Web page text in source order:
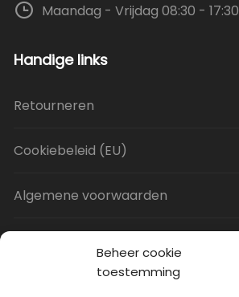
Beheer cookie
toestemming
Maandag - Vrijdag 08:30 - 17:30
Handige links
Retourneren
Cookiebeleid (EU)
Algemene voorwaarden